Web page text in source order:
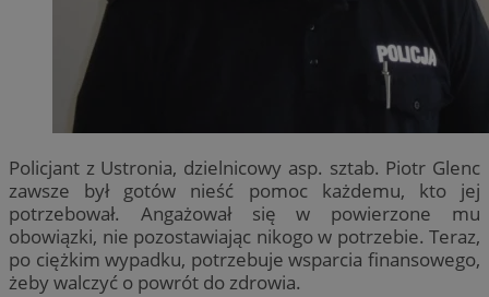
Policjant z Ustronia, dzielnicowy asp. sztab. Piotr Glenc
zawsze był gotów nieść pomoc każdemu, kto jej
potrzebował. Angażował się w powierzone mu
obowiązki, nie pozostawiając nikogo w potrzebie. Teraz,
po ciężkim wypadku, potrzebuje wsparcia finansowego,
żeby walczyć o powrót do zdrowia.